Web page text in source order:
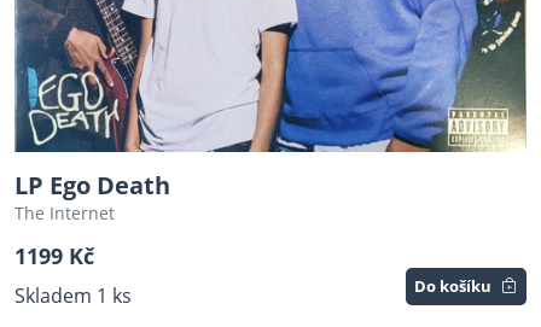
LP Ego Death
The Internet
1199 Kč
Skladem 1 ks Do košíku